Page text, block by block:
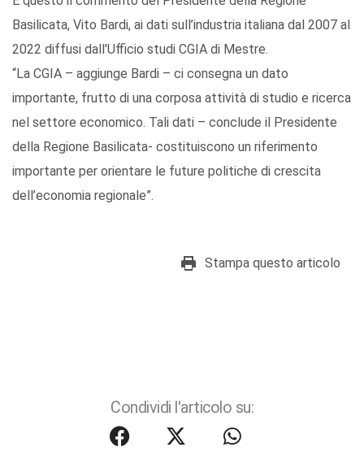
Basilicata, Vito Bardi, ai dati sull’industria italiana dal 2007 al
2022 diffusi dall'Ufficio studi CGIA di Mestre.
“La CGIA – aggiunge Bardi – ci consegna un dato
importante, frutto di una corposa attività di studio e ricerca
nel settore economico. Tali dati – conclude il Presidente
della Regione Basilicata- costituiscono un riferimento
importante per orientare le future politiche di crescita
dell’economia regionale”.
Stampa questo articolo
Condividi l'articolo su: